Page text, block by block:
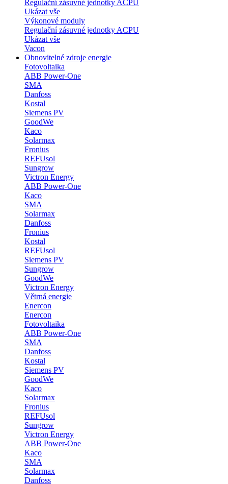
Regulační zásuvné jednotky ACPU
Ukázat vše
Výkonové moduly
Regulační zásuvné jednotky ACPU
Ukázat vše
Vacon
Obnovitelné zdroje energie
Fotovoltaika
ABB Power-One
SMA
Danfoss
Kostal
Siemens PV
GoodWe
Kaco
Solarmax
Fronius
REFUsol
Sungrow
Victron Energy
ABB Power-One
Kaco
SMA
Solarmax
Danfoss
Fronius
Kostal
REFUsol
Siemens PV
Sungrow
GoodWe
Victron Energy
Větrná energie
Enercon
Enercon
Fotovoltaika
ABB Power-One
SMA
Danfoss
Kostal
Siemens PV
GoodWe
Kaco
Solarmax
Fronius
REFUsol
Sungrow
Victron Energy
ABB Power-One
Kaco
SMA
Solarmax
Danfoss